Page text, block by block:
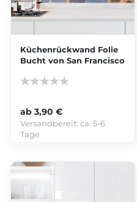
Küchenrückwand Folie
Bucht von San Francisco
ab 3,90 €
Versandbereit:ca. 5-6
Tage